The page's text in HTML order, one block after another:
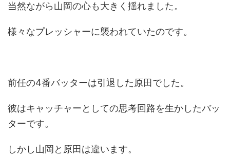
当然ながら山岡の心も大きく揺れました。
様々なプレッシャーに襲われていたのです。
前任の4番バッターは引退した原田でした。
彼はキャッチャーとしての思考回路を生かしたバッ
ターです。
しかし山岡と原田は違います。